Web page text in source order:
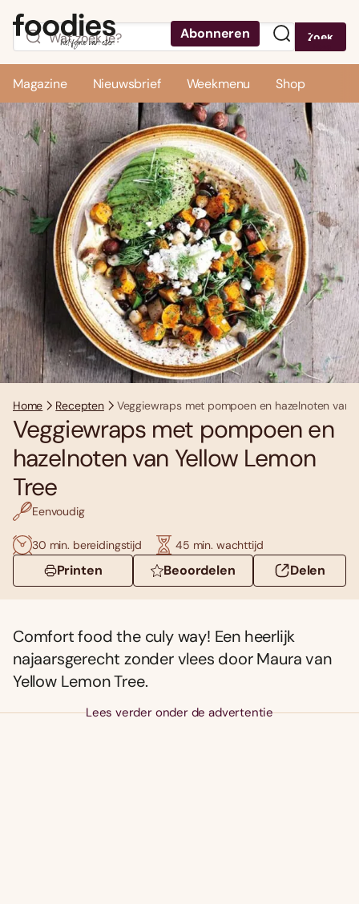
Abonneren Zoek
Magazine Nieuwsbrief Weekmenu Shop
Home Recepten Veggiewraps met pompoen en hazelnoten van
Veggiewraps met pompoen en
hazelnoten van Yellow Lemon
Tree
Eenvoudig
30 min. bereidingstijd 45 min. wachttijd
Printen Beoordelen Delen
Comfort food the culy way! Een heerlijk
najaarsgerecht zonder vlees door Maura van
Yellow Lemon Tree.
Lees verder onder de advertentie